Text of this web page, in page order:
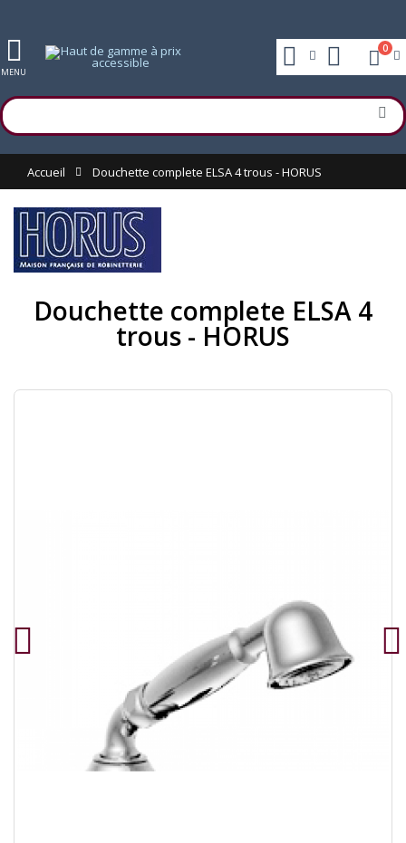
MENU
0
Accueil Douchette complete ELSA 4 trous - HORUS
Douchette complete ELSA 4
trous - HORUS